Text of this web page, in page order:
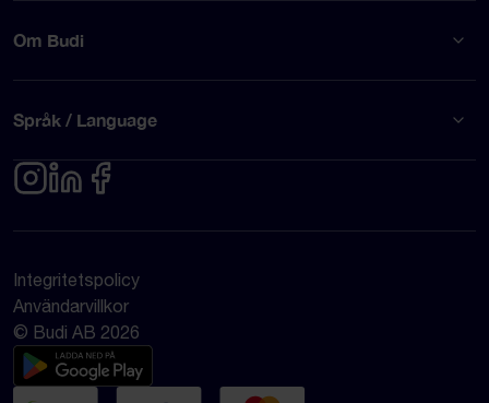
Om Budi
Språk / Language
Integritetspolicy
Användarvillkor
© Budi AB 2026